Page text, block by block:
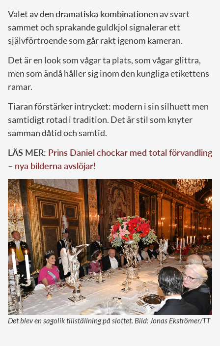
Valet av dendramatiska kombinationen av svart
sammet och sprakan­de guldkjol signalerar ett
självförtroende som går rakt igenom kameran.
Det är en look som vågar ta plats, som vågar glittra,
men som ändå håller sig inom den kungliga etikettens
ramar.
Tiaran förstärker intrycket: modern i sin silhuett men
samtidigt rotad i tradition. Det är stil som knyter
samman dåtid och samtid.
LÄS MER: Prins Daniel chockar med total förvandling
– nya bilderna avslöjar!
Det blev en sagolik tillställning på slottet. Bild: Jonas Ekströmer/TT